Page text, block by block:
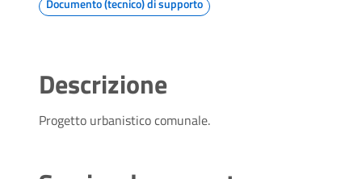
Descrizione
Progetto urbanistico comunale.